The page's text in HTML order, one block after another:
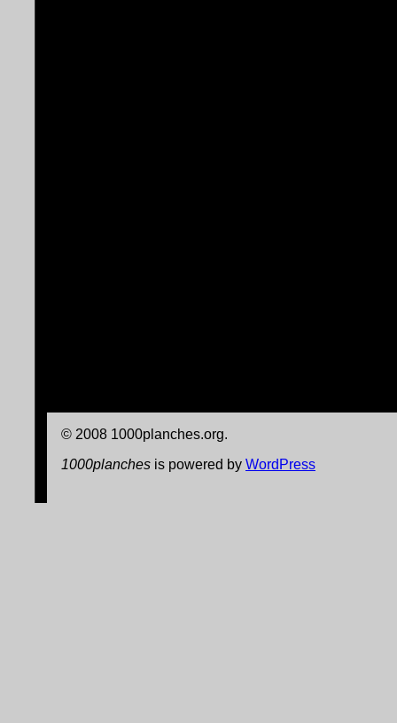
© 2008 1000planches.org.
1000planches is powered by WordPress